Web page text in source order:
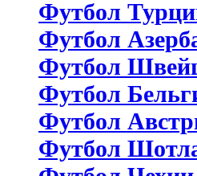
Футбол
Футбол
Футбол
Футбол
Футбол
Футбол